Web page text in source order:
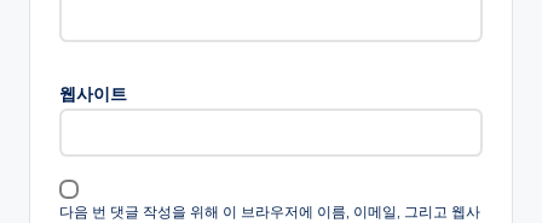
웹사이트
다음 번 댓글 작성을 위해 이 브라우저에 이름, 이메일, 그리고 웹사